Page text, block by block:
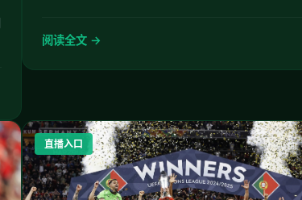
阅读全文 →
直播入口